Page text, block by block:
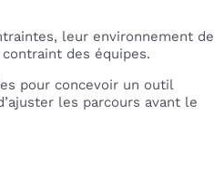
leur environnement de
des équipes.
pour concevoir un outil
les parcours avant le